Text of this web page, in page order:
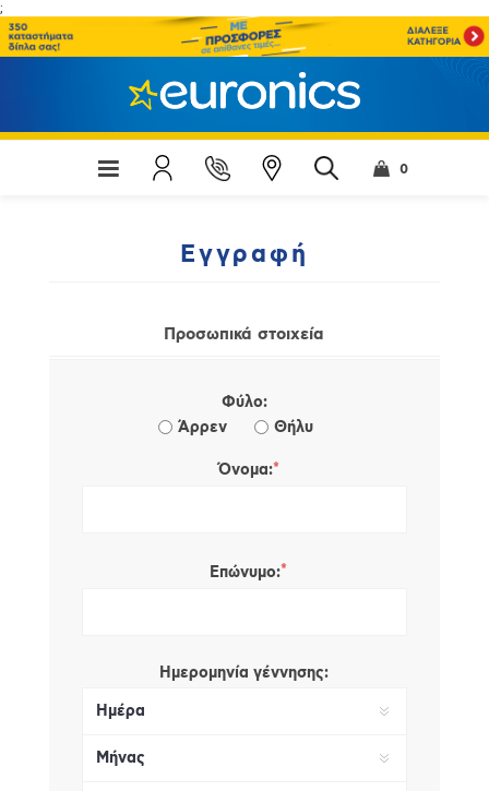
;
0
Εγγραφή
Προσωπικά στοιχεία
Φύλο:
Άρρεν
Θήλυ
Όνομα:*
Επώνυμο:*
Ημερομηνία γέννησης: